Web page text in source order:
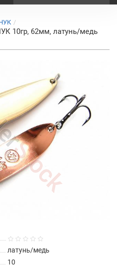
10гр, 62мм, латунь/медь
латунь/медь
10